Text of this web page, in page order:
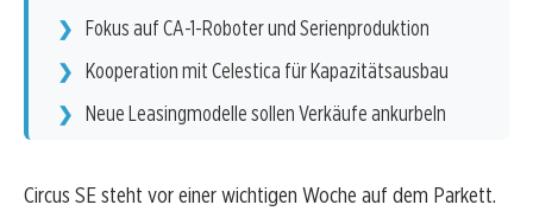
Fokus auf CA-1-Roboter und Serienproduktion
Kooperation mit Celestica für Kapazitätsausbau
Neue Leasingmodelle sollen Verkäufe ankurbeln
Circus SE steht vor einer wichtigen Woche auf dem Parkett.